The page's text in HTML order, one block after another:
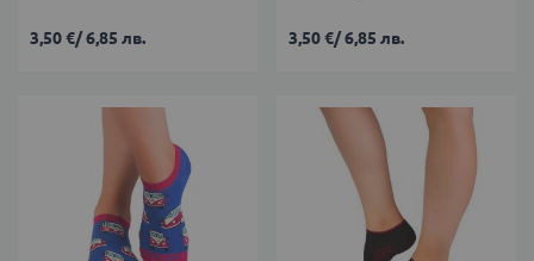
3,50 €/6,85 лв. 3,50 €/6,85 лв.